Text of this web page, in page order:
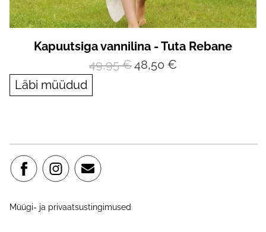
Kapuutsiga vannilina - Tuta Rebane
49,95 €48,50 €
Läbi müüdud
Müügi- ja privaatsustingimused